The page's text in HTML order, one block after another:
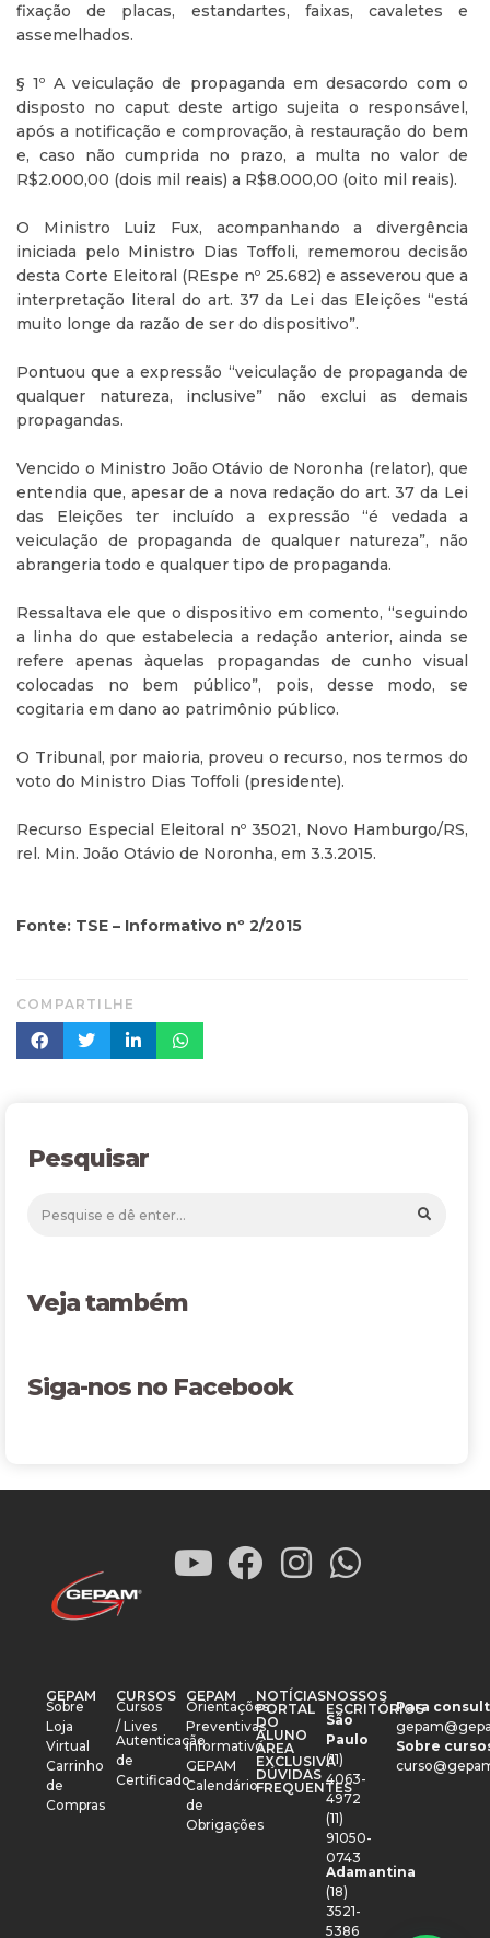
fixação de placas, estandartes, faixas, cavaletes e
assemelhados.
§ 1º A veiculação de propaganda em desacordo com o
disposto no caput deste artigo sujeita o responsável,
após a notificação e comprovação, à restauração do bem
e, caso não cumprida no prazo, a multa no valor de
R$2.000,00 (dois mil reais) a R$8.000,00 (oito mil reais).
O Ministro Luiz Fux, acompanhando a divergência
iniciada pelo Ministro Dias Toffoli, rememorou decisão
desta Corte Eleitoral (REspe nº 25.682) e asseverou que a
interpretação literal do art. 37 da Lei das Eleições “está
muito longe da razão de ser do dispositivo”.
Pontuou que a expressão “veiculação de propaganda de
qualquer natureza, inclusive” não exclui as demais
propagandas.
Vencido o Ministro João Otávio de Noronha (relator), que
entendia que, apesar de a nova redação do art. 37 da Lei
das Eleições ter incluído a expressão “é vedada a
veiculação de propaganda de qualquer natureza”, não
abrangeria todo e qualquer tipo de propaganda.
Ressaltava ele que o dispositivo em comento, “seguindo
a linha do que estabelecia a redação anterior, ainda se
refere apenas àquelas propagandas de cunho visual
colocadas no bem público”, pois, desse modo, se
cogitaria em dano ao patrimônio público.
O Tribunal, por maioria, proveu o recurso, nos termos do
voto do Ministro Dias Toffoli (presidente).
Recurso Especial Eleitoral nº 35021, Novo Hamburgo/RS,
rel. Min. João Otávio de Noronha, em 3.3.2015.
Fonte: TSE – Informativo nº 2/2015
COMPARTILHE
Pesquisar
Veja também
Siga-nos no Facebook
GEPAM
Sobre
Loja
Virtual
Carrinho
de
Compras
CURSOS
Cursos
/ Lives
Autenticação
de
Certificado
GEPAM
Orientações
Preventivas
Informativo
GEPAM
Calendário
de
Obrigações
NOTÍCIAS
PORTAL
DO
ALUNO
ÁREA
EXCLUSIVA
DÚVIDAS
FREQUENTES
NOSSOS
ESCRITÓRIOS
São
Paulo
(11)
4063-
4972
(11)
91050-
0743
Adamantina
(18)
3521-
5386
Para
Sobre